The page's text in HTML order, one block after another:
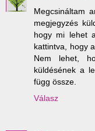
Megcsináltam
megjegyzés
hogy mi lehet
kattintva, hogy
Nem lehet,
küldésének a
függ össze.
Válasz